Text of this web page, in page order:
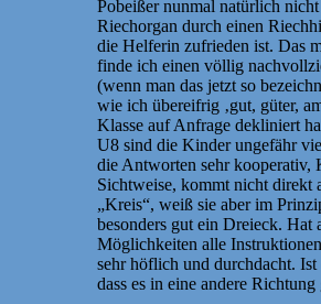
Pobeißer nunmal natürlich
Riechorgan durch einen
die Helferin zufrieden ist. Das
finde ich einen völlig
(wenn man das jetzt so
wie ich übereifrig ‚gut, güter,
Klasse auf Anfrage dekliniert
U8 sind die Kinder ungefähr
die Antworten sehr kooperativ,
Sichtweise, kommt nicht direkt
„Kreis“, weiß sie aber im
besonders gut ein Dreieck. Hat
Möglichkeiten alle
sehr höflich und durchdacht.
dass es in eine andere Richtung